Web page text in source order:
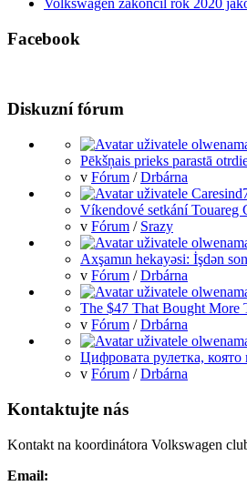
Volkswagen zakončil rok 2020
Facebook
Diskuzní fórum
Pēkšņais prieks parastā
v Fórum /Drbárna
Víkendové setkání Touareg
v Fórum / Srazy
Axşamın hekayəsi: İşdən
v Fórum /Drbárna
The $47 That Bought More
v Fórum /Drbárna
Цифровата рулетка,
v Fórum /Drbárna
Kontaktujte nás
Kontakt na koordinátora Volkswagen
Email: